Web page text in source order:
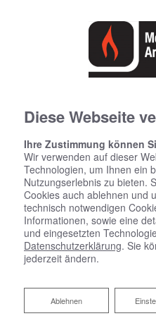
Datenschutzerklärung
Wir bedanken uns für Ihren
Der sichere Umgang mit
wichtig. Wir möchten Sie
Verwendung Ihrer Daten bei
Webauftritts informieren.
1
Diese Webseite
Ihre Zustimmung können
Wir verwenden auf dieser
Technologien, um Ihnen ein
Nutzungserlebnis zu bieten.
Cookies auch ablehnen und
technisch notwendigen
Informationen, sowie eine
und eingesetzten
Datenschutzerklärung. Sie
jederzeit ändern.
Ablehnen
Ablehnen